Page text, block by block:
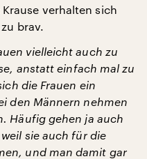
verhalten sich
brav.
vielleicht auch zu
anstatt einfach mal zu
die Frauen ein
den Männern nehmen
Häufig gehen ja auch
sie auch für die
und man damit gar